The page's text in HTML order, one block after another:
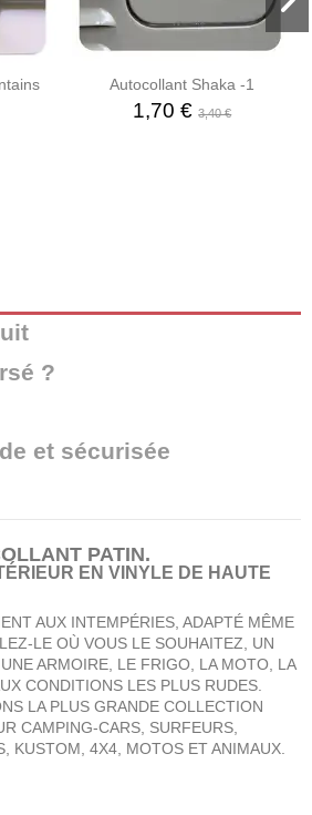
Autocollant Shaka -1
1,70 €3,40 €
?
et sécurisée
PATIN.
EN VINYLE DE HAUTE
AUX INTEMPÉRIES, ADAPTÉ MÊME
LE OÙ VOUS LE SOUHAITEZ, UN
ARMOIRE, LE FRIGO, LA MOTO, LA
CONDITIONS LES PLUS RUDES.
LA PLUS GRANDE COLLECTION
CAMPING-CARS, SURFEURS,
KUSTOM, 4X4, MOTOS ET ANIMAUX.